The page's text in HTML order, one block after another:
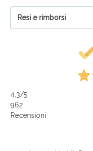
Resi e rimborsi
4,3/5
962
Recensioni